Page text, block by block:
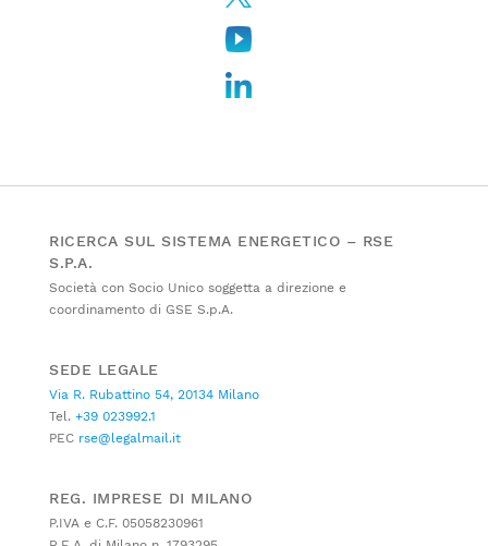
RICERCA SUL SISTEMA ENERGETICO – RSE
S.P.A.
Società con Socio Unico soggetta a direzione e
coordinamento di GSE S.p.A.
SEDE LEGALE
Via R. Rubattino 54, 20134 Milano
Tel. +39 023992.1
PEC rse@legalmail.it
REG. IMPRESE DI MILANO
P.IVA e C.F. 05058230961